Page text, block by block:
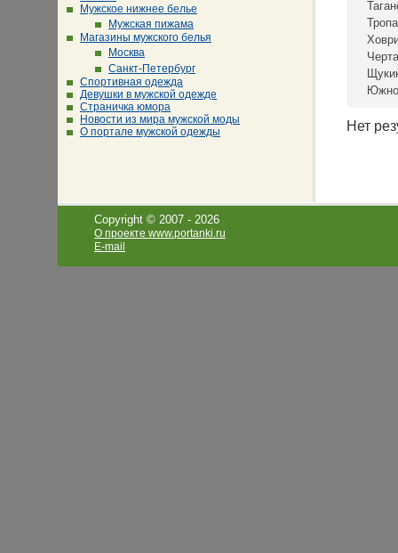
Мужское нижнее белье
Мужская пижама
Магазины мужского белья
Москва
Санкт-Петербург
Спортивная одежда
Девушки в мужской одежде
Страничка юмора
Новости из мира мужской моды
О портале мужской одежды
Нет
Copyright © 2007 - 2026
О проекте www.portanki.ru
E-mail